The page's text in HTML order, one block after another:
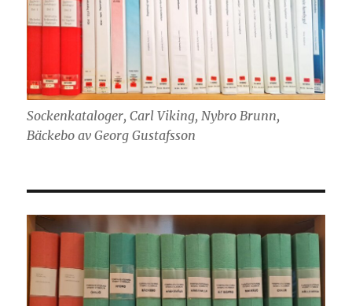
Sockenkataloger, Carl Viking, Nybro Brunn,
Bäckebo av Georg Gustafsson